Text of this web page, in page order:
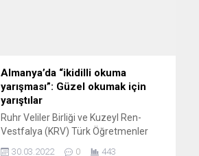
Almanya’da “ikidilli okuma
yarışması”: Güzel okumak için
yarıştılar
Ruhr Veliler Birliği ve Kuzeyl Ren-
Vestfalya (KRV) Türk Öğretmenler
30.03.2022 0 443